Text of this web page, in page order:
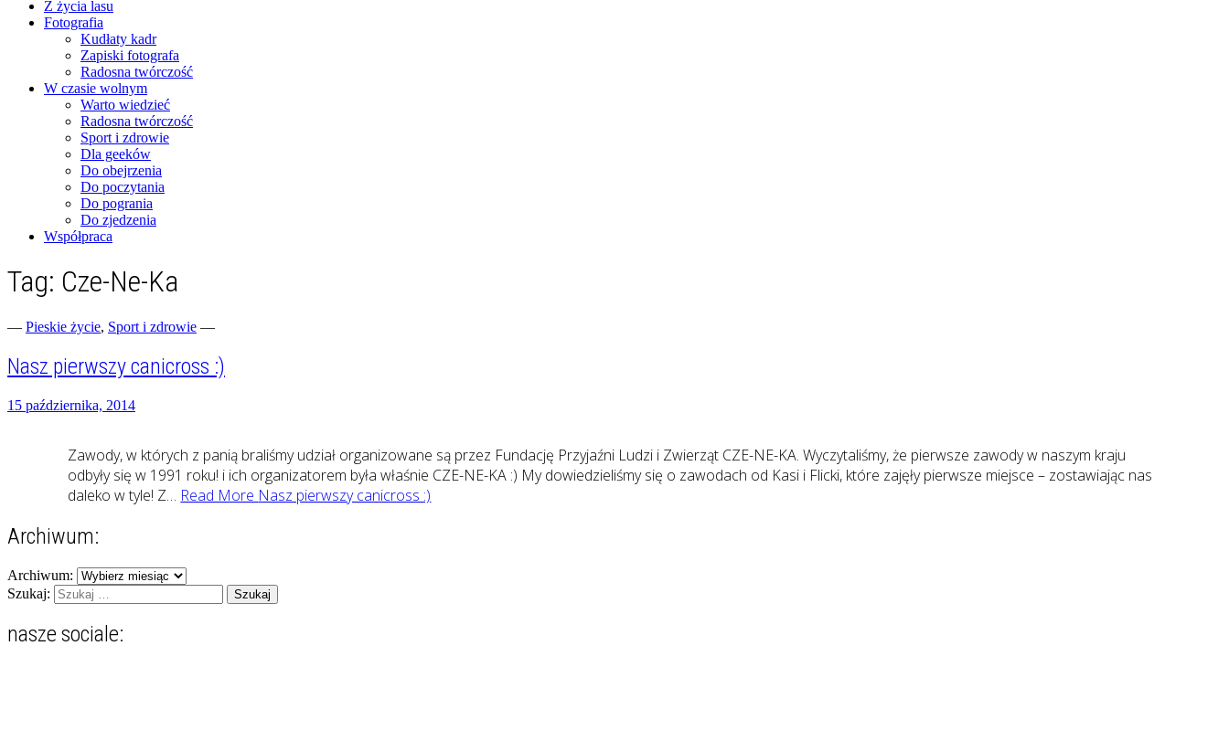
Z życia lasu
Fotografia
Kudłaty kadr
Zapiski fotografa
Radosna twórczość
W czasie wolnym
Warto wiedzieć
Radosna twórczość
Sport i zdrowie
Dla geeków
Do obejrzenia
Do poczytania
Do pogrania
Do zjedzenia
Współpraca
zgranestado.pl
Fotograficzne zapiski dnia codziennego
Tag: Cze-Ne-Ka
— Pieskie życie, Sport i zdrowie —
Nasz pierwszy canicross :)
15 października, 2014
Zawody, w których z panią braliśmy udział organizowane są przez Fundację Przyjaźni Ludzi i Zwierząt CZE-NE-KA. Wyczytaliśmy, że pierwsze zawody w naszym kraju
odbyły się w 1991 roku! i ich organizatorem była właśnie CZE-NE-KA :) My dowiedzieliśmy się o zawodach od Kasi i Flicki, które zajęły pierwsze miejsce – zostawiając nas
daleko w tyle! Z… Read More Nasz pierwszy canicross :)
Archiwum:
Archiwum:
Szukaj:
nasze sociale: